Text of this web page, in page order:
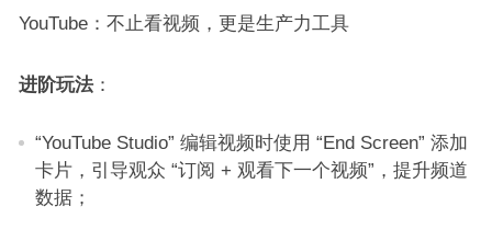
YouTube：不止看视频，更是生产力工具​
进阶玩法：​
“YouTube Studio” 编辑视频时使用 “End Screen” 添加
卡片，引导观众 “订阅 + 观看下一个视频”，提升频道
数据；​